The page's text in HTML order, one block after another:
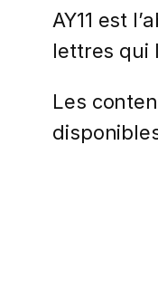
AY11 est
lettres qui
Les